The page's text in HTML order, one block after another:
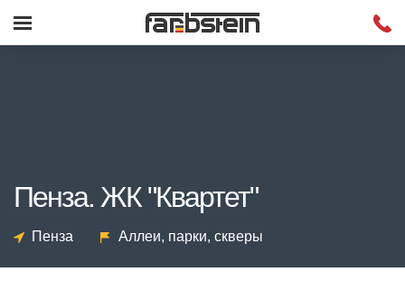
Пенза. ЖК "Квартет"
Пенза Аллеи, парки, скверы